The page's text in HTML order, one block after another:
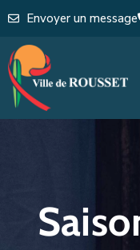
Envoyer un message